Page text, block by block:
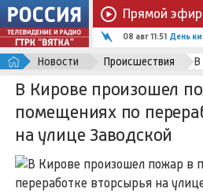
Прямой эфир
08 авг 11:51 День
Новости Происшествия В
В Кирове произошел
помещениях по
на улице Заводской